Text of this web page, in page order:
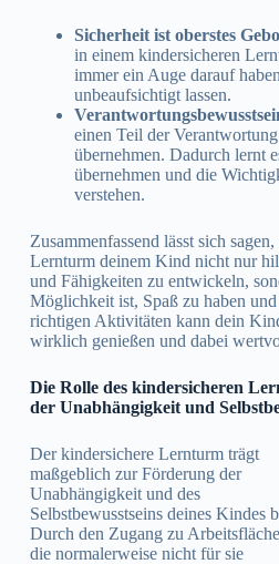
Sicherheit ist oberstes
in einem kindersicheren
immer ein Auge darauf
unbeaufsichtigt lassen.
einen Teil der
übernehmen. Dadurch lernt
übernehmen und die
verstehen.
Zusammenfassend lässt sich
Lernturm deinem Kind nicht nur
und Fähigkeiten zu entwickeln,
Möglichkeit ist, Spaß zu haben
richtigen Aktivitäten kann dein
wirklich genießen und dabei
Die Rolle des kindersicheren
der Unabhängigkeit und
Der kindersichere Lernturm trägt
maßgeblich zur Förderung der
Unabhängigkeit und des
Selbstbewusstseins deines Kindes
Durch den Zugang zu
die normalerweise nicht für sie